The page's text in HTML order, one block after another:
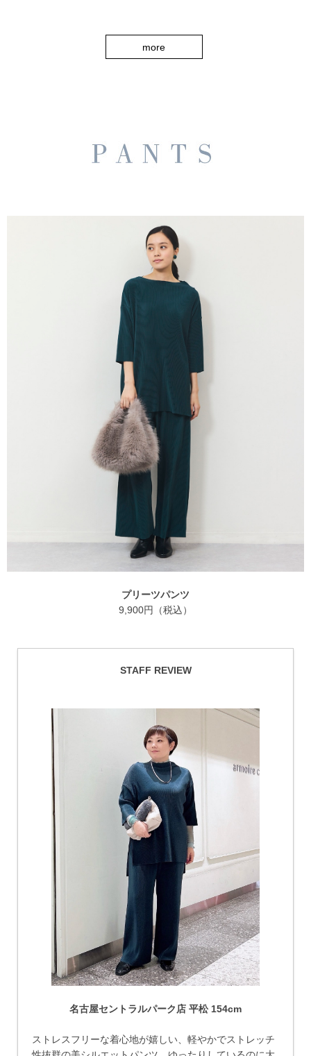
more
プリーツパンツ
9,900円（税込）
STAFF REVIEW
名古屋セントラルパーク店 平松 154cm
ストレスフリーな着心地が嬉しい、軽やかでストレッチ